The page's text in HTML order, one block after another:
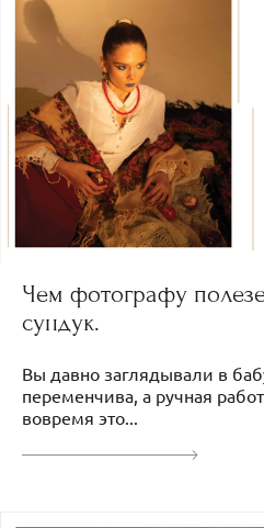
Чем фотографу
сундук.
Вы давно заглядывали в
переменчива, а ручная
вовремя это...